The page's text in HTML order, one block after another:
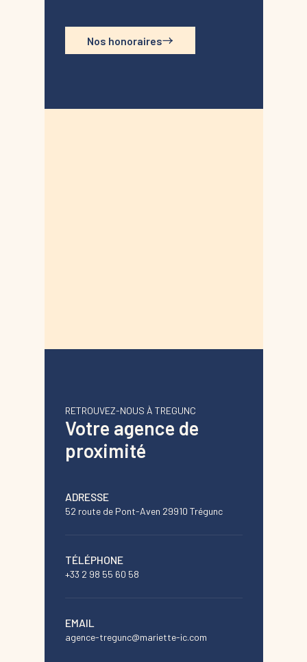
Nos honoraires
Votre agence de
proximité
RETROUVEZ-NOUS À TREGUNC
ADRESSE
52 route de Pont-Aven 29910 Trégunc
TÉLÉPHONE
+33 2 98 55 60 58
EMAIL
agence-tregunc@mariette-ic.com